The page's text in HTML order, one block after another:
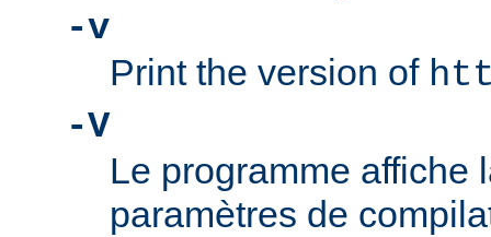
-v
Print the version of
-V
Le programme affiche
paramètres de